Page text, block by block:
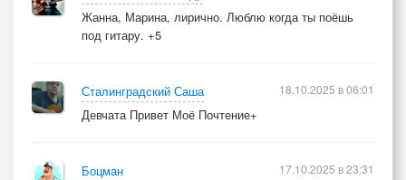
Жанна, Марина, лирично. Люблю когда ты поёшь
под гитару. +5
Сталинградский Саша
Девчата Привет Моё Почтение+
18.10.2025 в 06:01
Боцман
17.10.2025 в 23:31